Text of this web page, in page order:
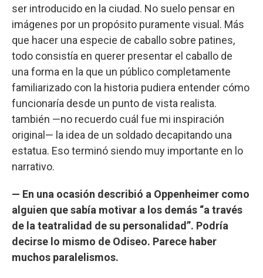
ser introducido en la ciudad. No suelo pensar en
imágenes por un propósito puramente visual. Más
que hacer una especie de caballo sobre patines,
todo consistía en querer presentar el caballo de
una forma en la que un público completamente
familiarizado con la historia pudiera entender cómo
funcionaría desde un punto de vista realista.
también —no recuerdo cuál fue mi inspiración
original— la idea de un soldado decapitando una
estatua. Eso terminó siendo muy importante en lo
narrativo.
— En una ocasión describió a Oppenheimer como
alguien que sabía motivar a los demás “a través
de la teatralidad de su personalidad”. Podría
decirse lo mismo de Odiseo. Parece haber
muchos paralelismos.